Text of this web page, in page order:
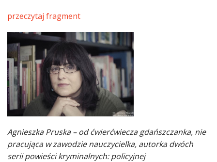
przeczytaj fragment
Agnieszka Pruska – od ćwierćwiecza gdańszczanka, nie
pracująca w zawodzie nauczycielka, autorka dwóch
serii powieści kryminalnych: policyjnej